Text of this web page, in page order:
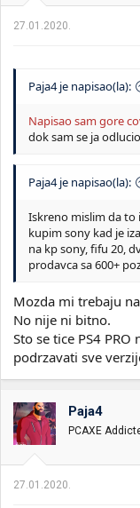
27.01.2020.
Paja4 je napisao(la):
Napisao sam gore
dok sam se ja
Paja4 je napisao(la):
Iskreno mislim da to
kupim sony kad je
na kp sony, fifu 20,
prodavca sa 600+
Mozda mi trebaju
No nije ni bitno.
Sto se tice PS4
podrzavati sve
Paja4
PCAXE
27.01.2020.